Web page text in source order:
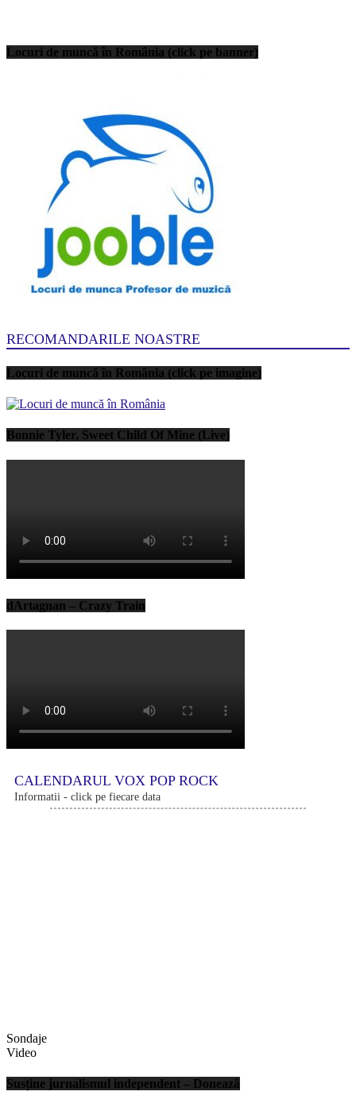
Locuri de muncă în România (click pe banner)
RECOMANDARILE NOASTRE
Locuri de muncă în România (click pe imagine)
Bonnie Tyler, Sweet Child Of Mine (Live)
dArtagnan – Crazy Train
CALENDARUL VOX POP ROCK
Informatii - click pe fiecare data
Sondaje
Video
Susține jurnalismul independent – Donează